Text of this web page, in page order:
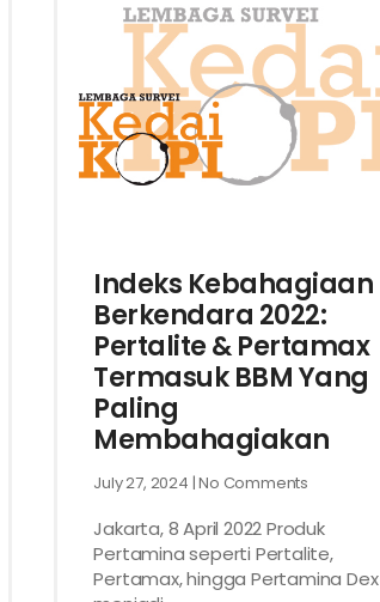
Indeks Kebahagiaan
Berkendara 2022:
Pertalite & Pertamax
Termasuk BBM Yang
Paling
Membahagiakan
July 27, 2024 No Comments
Jakarta, 8 April 2022 Produk
Pertamina seperti Pertalite,
Pertamax, hingga Pertamina Dex